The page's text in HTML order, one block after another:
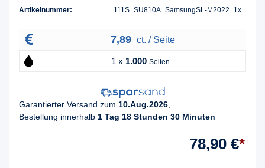
Artikelnummer: 111S_SU810A_SamsungSL-M2022_1x
7,89 ct. / Seite
1 x 1.000 Seiten
Garantierter Versand zum 10.Aug.2026
Bestellung innerhalb 1 Tag 18 Stunden 30 Minuten
78,90 €*